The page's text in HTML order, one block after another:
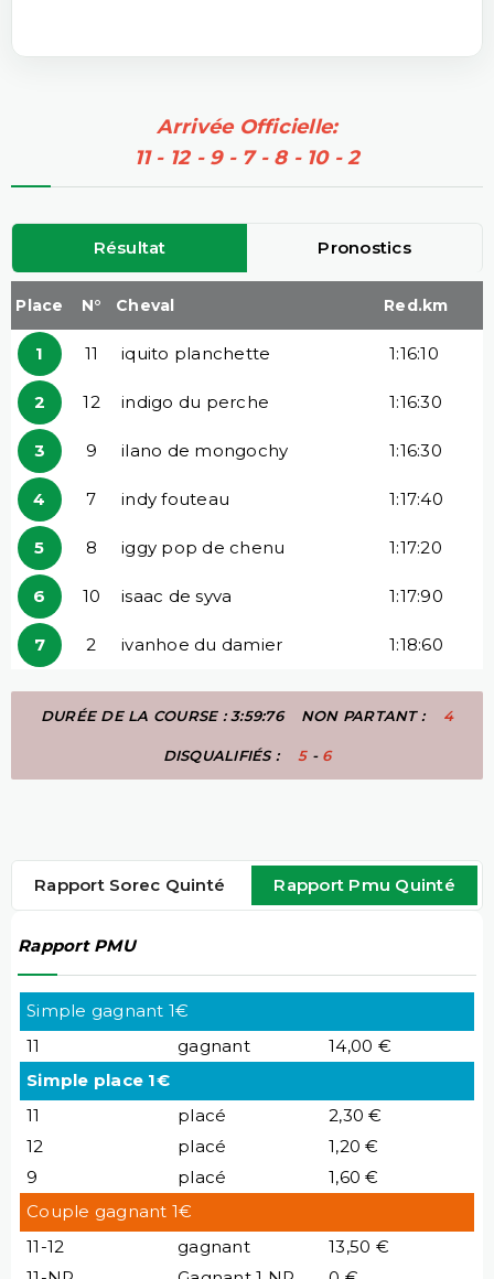
Arrivée Officielle:
11 - 12 - 9 - 7 - 8 - 10 - 2
Résultat Pronostics
Place N° Cheval Red.km
1 11 iquito planchette 1:16:10
2 12 indigo du perche 1:16:30
3 9 ilano de mongochy 1:16:30
4 7 indy fouteau 1:17:40
5 8 iggy pop de chenu 1:17:20
6 10 isaac de syva 1:17:90
7 2 ivanhoe du damier 1:18:60
DURÉE DE LA COURSE : 3:59:76 NON PARTANT : 4
DISQUALIFIÉS :5- 6
Rapport Sorec Quinté Rapport Pmu Quinté
Rapport PMU
Simple gagnant 1€
11
gagnant
14,00 €
Simple place 1€
11
placé
2,30 €
12
placé
1,20 €
9
placé
1,60 €
Couple gagnant 1€
11-12
gagnant
13,50 €